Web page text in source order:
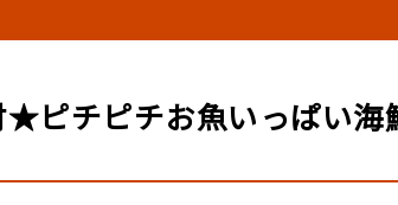
★ピチピチお魚いっぱい